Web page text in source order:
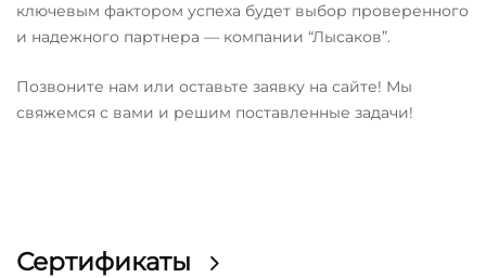
ключевым фактором успеха будет выбор проверенного
и надежного партнера — компании “Лысаков”.
Позвоните нам или оставьте заявку на сайте! Мы
свяжемся с вами и решим поставленные задачи!
Сертификаты